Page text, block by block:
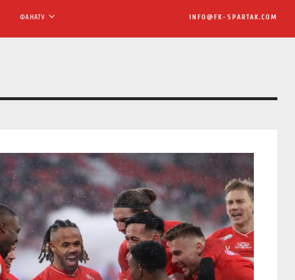
ФАНАТУ INFO@FK-SPARTAK.COM